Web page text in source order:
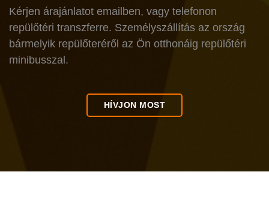
Kérjen árajánlatot emailben, vagy telefonon
repülőtéri transzferre. Személyszállítás az ország
bármelyik repülőteréről az Ön otthonáig repülőtéri
minibusszal.
HÍVJON MOST